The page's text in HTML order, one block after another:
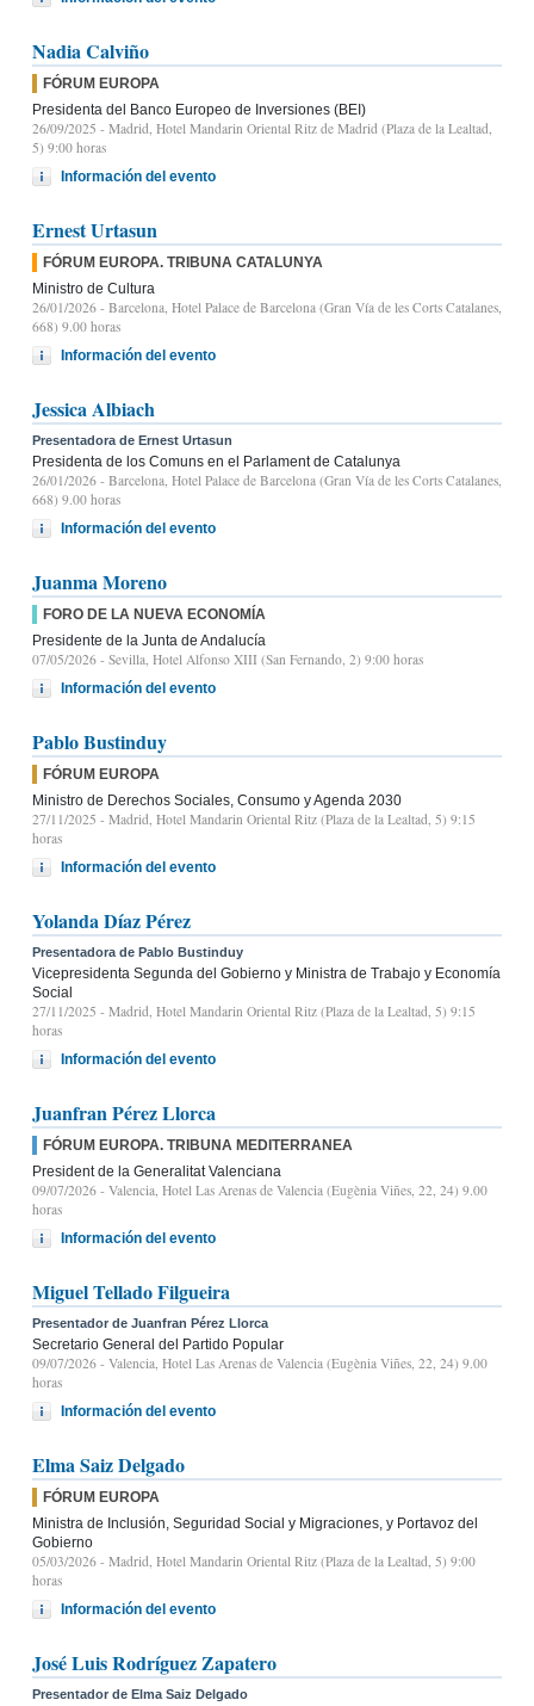
Nadia Calviño
FÓRUM EUROPA
Presidenta del Banco Europeo de Inversiones (BEI)
26/09/2025 - Madrid, Hotel Mandarin Oriental Ritz de Madrid (Plaza de la Lealtad,
5) 9:00 horas
Información del evento
Ernest Urtasun
FÓRUM EUROPA. TRIBUNA CATALUNYA
Ministro de Cultura
26/01/2026 - Barcelona, Hotel Palace de Barcelona (Gran Vía de les Corts Catalanes,
668) 9.00 horas
Información del evento
Jessica Albiach
Presentadora de Ernest Urtasun
Presidenta de los Comuns en el Parlament de Catalunya
26/01/2026 - Barcelona, Hotel Palace de Barcelona (Gran Vía de les Corts Catalanes,
668) 9.00 horas
Información del evento
Juanma Moreno
FORO DE LA NUEVA ECONOMÍA
Presidente de la Junta de Andalucía
07/05/2026 - Sevilla, Hotel Alfonso XIII (San Fernando, 2) 9:00 horas
Información del evento
Pablo Bustinduy
FÓRUM EUROPA
Ministro de Derechos Sociales, Consumo y Agenda 2030
27/11/2025 - Madrid, Hotel Mandarin Oriental Ritz (Plaza de la Lealtad, 5) 9:15
horas
Información del evento
Yolanda Díaz Pérez
Presentadora de Pablo Bustinduy
Vicepresidenta Segunda del Gobierno y Ministra de Trabajo y Economía
Social
27/11/2025 - Madrid, Hotel Mandarin Oriental Ritz (Plaza de la Lealtad, 5) 9:15
horas
Información del evento
Juanfran Pérez Llorca
FÓRUM EUROPA. TRIBUNA MEDITERRANEA
President de la Generalitat Valenciana
09/07/2026 - Valencia, Hotel Las Arenas de Valencia (Eugènia Viñes, 22, 24) 9.00
horas
Información del evento
Miguel Tellado Filgueira
Presentador de Juanfran Pérez Llorca
Secretario General del Partido Popular
09/07/2026 - Valencia, Hotel Las Arenas de Valencia (Eugènia Viñes, 22, 24) 9.00
horas
Información del evento
Elma Saiz Delgado
FÓRUM EUROPA
Ministra de Inclusión, Seguridad Social y Migraciones, y Portavoz del
Gobierno
05/03/2026 - Madrid, Hotel Mandarin Oriental Ritz (Plaza de la Lealtad, 5) 9:00
horas
Información del evento
José Luis Rodríguez Zapatero
Presentador de Elma Saiz Delgado